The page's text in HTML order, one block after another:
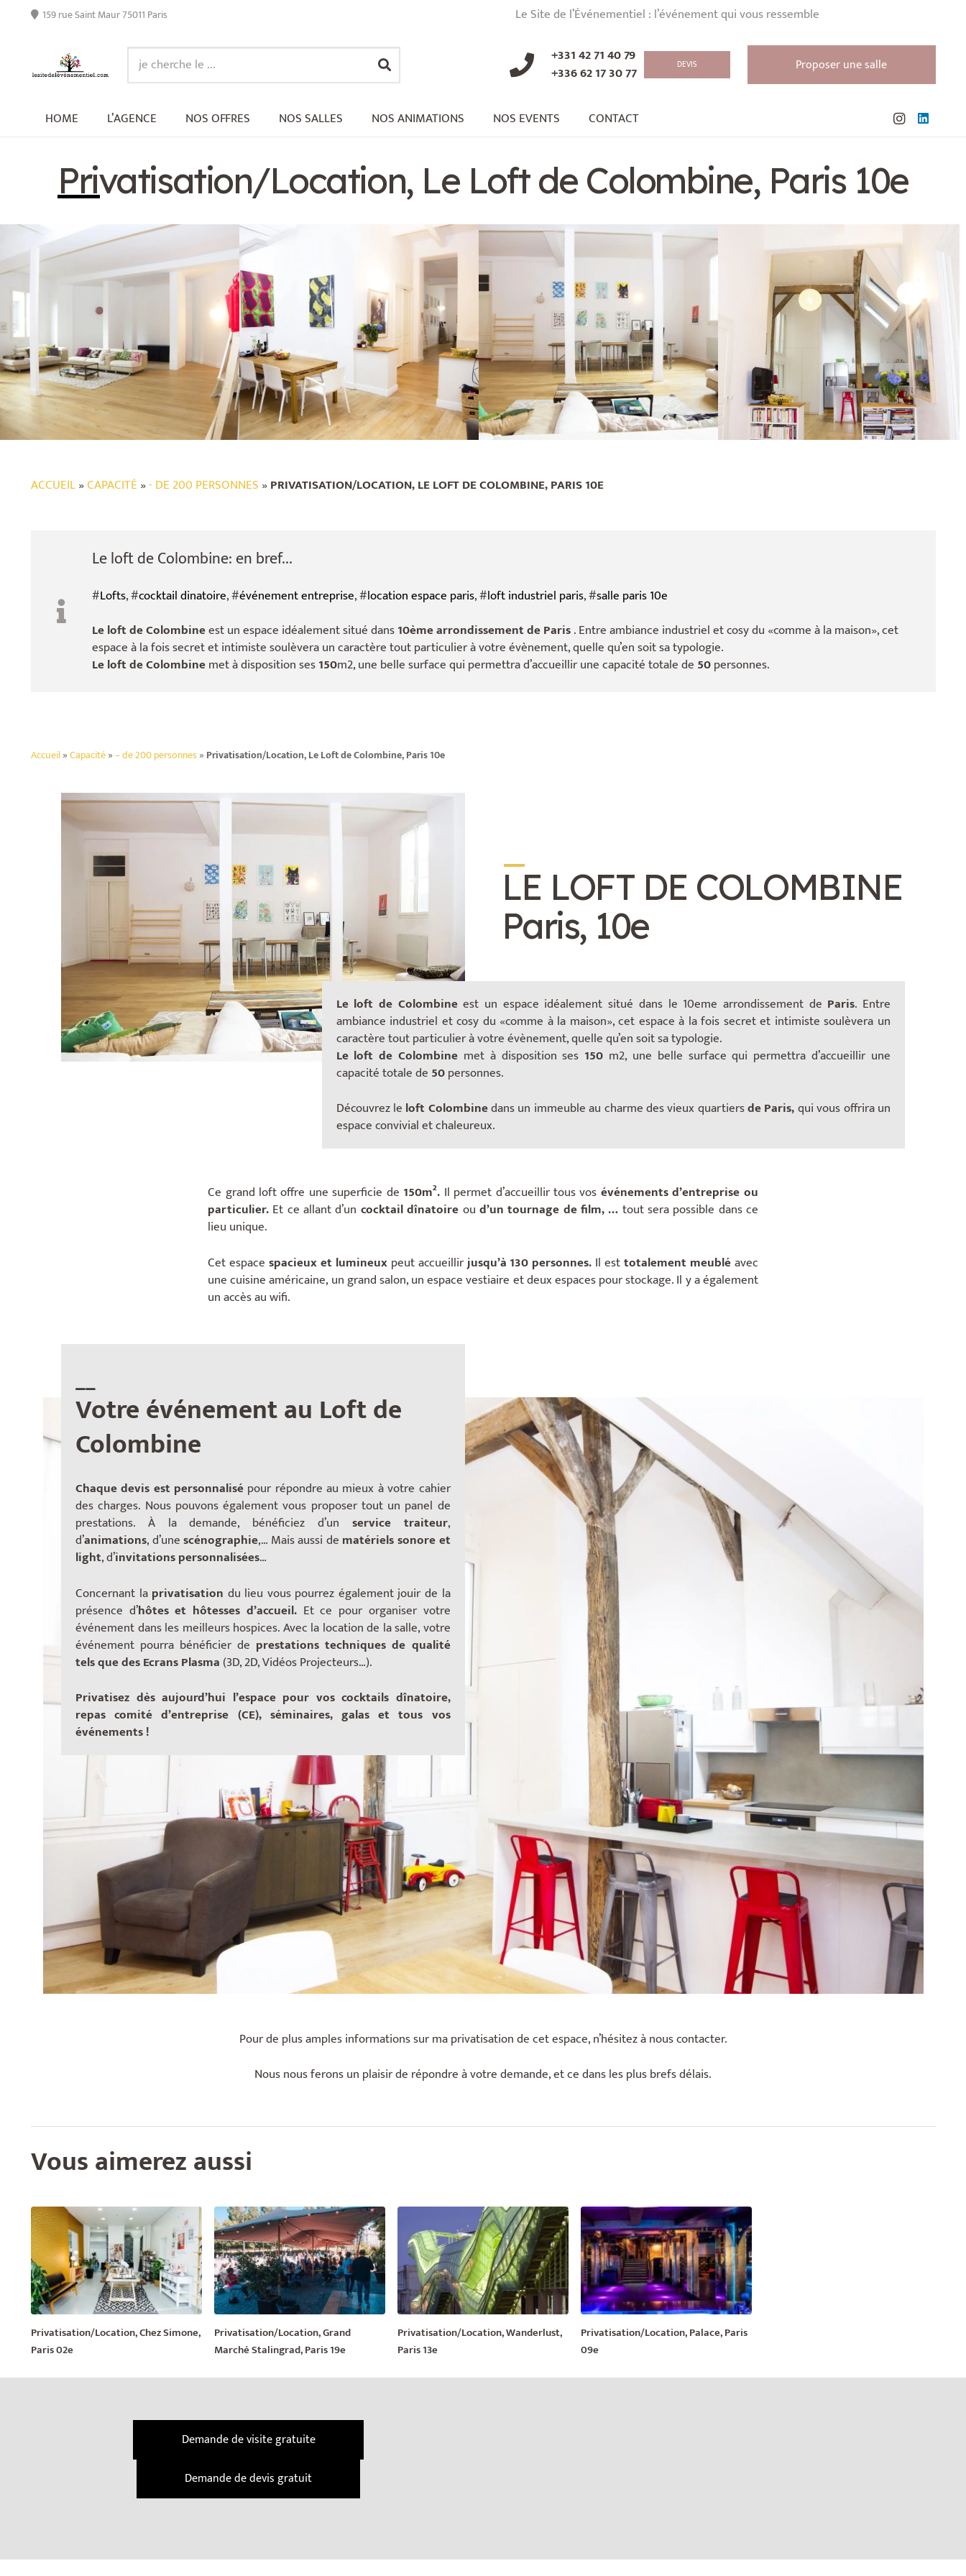
159 rue Saint Maur 75011 Paris Le Site de l’Événementiel : l’événement qui vous ressemble
+331 42 71 40 79
+336 62 17 30 77
DEVIS Proposer une salle
HOME L’AGENCE NOS OFFRES NOS SALLES NOS ANIMATIONS NOS EVENTS CONTACT
Privatisation/Location, Le Loft de Colombine, Paris 10e
ACCUEIL»CAPACITÉ »- DE 200 PERSONNES »PRIVATISATION/LOCATION, LE LOFT DE COLOMBINE, PARIS 10E
Le loft de Colombine: en bref...
#Lofts, #cocktail dinatoire, #événement entreprise, #location espace paris, #loft industriel paris, #salle paris 10e
Le loft de Colombineest un espace idéalement situé dans10ème arrondissement de Paris. Entre ambiance industriel et cosy du «comme à la maison», cet
espace à la fois secret et intimiste soulèvera un caractère tout particulier à votre évènement, quelle qu’en soit sa typologie.
Le loft de Colombinemet à disposition ses150m2, une belle surface qui permettra d’accueillir une capacité totale de 50personnes.
Accueil»Capacité»– de 200 personnes » Privatisation/Location, Le Loft de Colombine, Paris 10e
LE LOFT DE COLOMBINE
Paris, 10e
Le loft de Colombineest un espace idéalement situé dans le 10eme arrondissement de Paris. Entre
ambiance industriel et cosy du «comme à la maison», cet espace à la fois secret et intimiste soulèvera un
caractère tout particulier à votre évènement, quelle qu’en soit sa typologie.
Le loft de Colombine met à disposition ses 150 m2, une belle surface qui permettra d’accueillir une
capacité totale de 50personnes.
Découvrez le loft Colombinedans un immeuble au charme des vieux quartiersde Paris,qui vous offrira un
espace convivial et chaleureux.
Ce grand loft offre une superficie de 150m². Il permet d’accueillir tous vos événements d’entreprise ou
particulier. Et ce allant d’un cocktail dînatoire ou d’un tournage de film, … tout sera possible dans ce
lieu unique.
Cet espace spacieux et lumineuxpeut accueillirjusqu’à 130 personnes. Il esttotalement meubléavec
une cuisine américaine, un grand salon, un espace vestiaire et deux espaces pour stockage. Il y a également
un accès au wifi.
__
Votre événement au Loft de
Colombine
Chaque devis est personnalisé pour répondre au mieux à votre cahier
des charges. Nous pouvons également vous proposer tout un panel de
prestations. À la demande, bénéficiez d’un service traiteur,
d’animations, d’unescénographie,… Mais aussi de matériels sonore et
light, d’invitations personnalisées…
Concernant la privatisation du lieu vous pourrez également jouir de la
présence d’hôtes et hôtesses d’accueil. Et ce pour organiser votre
événement dans les meilleurs hospices. Avec la location de la salle, votre
événement pourra bénéficier de prestations techniques de qualité
tels que des Ecrans Plasma (3D, 2D, Vidéos Projecteurs…).
Privatisez dès aujourd’hui l’espace pour vos cocktails dînatoire,
repas comité d’entreprise (CE), séminaires, galas et tous vos
événements !
Pour de plus amples informations sur ma privatisation de cet espace, n’hésitez à nous contacter.
Nous nous ferons un plaisir de répondre à votre demande, et ce dans les plus brefs délais.
Vous aimerez aussi
Privatisation/Location, Chez Simone,
Paris 02e
Privatisation/Location, Grand
Marché Stalingrad, Paris 19e
Privatisation/Location, Wanderlust,
Paris 13e
Privatisation/Location, Palace, Paris
09e
Demande de visite gratuite
Demande de devis gratuit